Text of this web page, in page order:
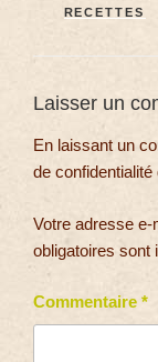
RECETTES
Laisser un
En laissant un
de
Votre adresse e-
obligatoires sont
Commentaire *